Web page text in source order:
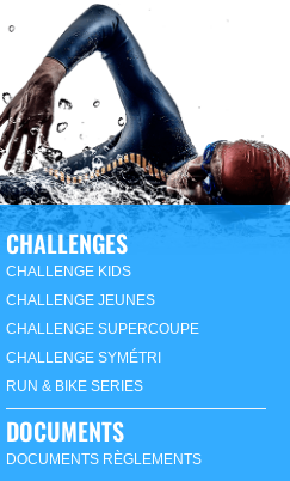
CHALLENGES
CHALLENGE KIDS
CHALLENGE JEUNES
CHALLENGE SUPERCOUPE
CHALLENGE SYMÉTRI
RUN & BIKE SERIES
DOCUMENTS
DOCUMENTS RÈGLEMENTS